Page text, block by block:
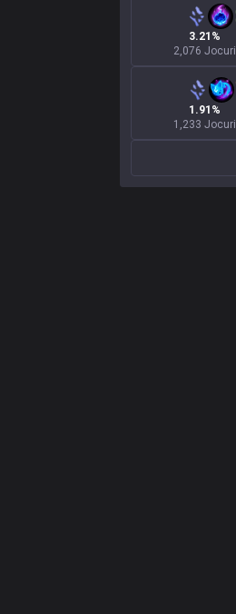
3.21%
2,076 Jocuri
1.91%
1,233 Jocuri